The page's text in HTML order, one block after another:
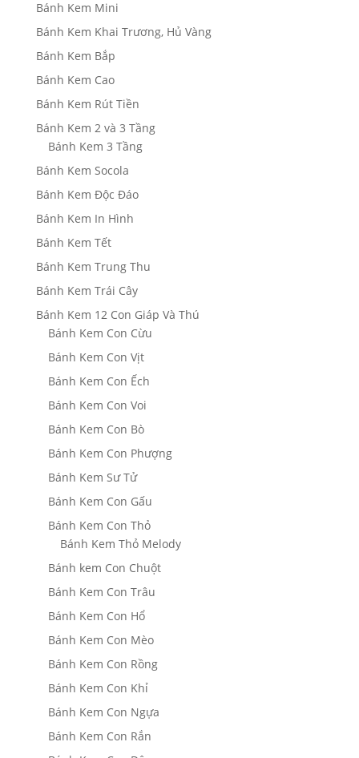
Bánh Kem Mini
Bánh Kem Khai Trương, Hủ Vàng
Bánh Kem Bắp
Bánh Kem Cao
Bánh Kem Rút Tiền
Bánh Kem 2 và 3 Tầng
Bánh Kem 3 Tầng
Bánh Kem Socola
Bánh Kem Độc Đáo
Bánh Kem In Hình
Bánh Kem Tết
Bánh Kem Trung Thu
Bánh Kem Trái Cây
Bánh Kem 12 Con Giáp Và Thú
Bánh Kem Con Cừu
Bánh Kem Con Vịt
Bánh Kem Con Ếch
Bánh Kem Con Voi
Bánh Kem Con Bò
Bánh Kem Con Phượng
Bánh Kem Sư Tử
Bánh Kem Con Gấu
Bánh Kem Con Thỏ
Bánh Kem Thỏ Melody
Bánh kem Con Chuột
Bánh Kem Con Trâu
Bánh Kem Con Hổ
Bánh Kem Con Mèo
Bánh Kem Con Rồng
Bánh Kem Con Khỉ
Bánh Kem Con Ngựa
Bánh Kem Con Rắn